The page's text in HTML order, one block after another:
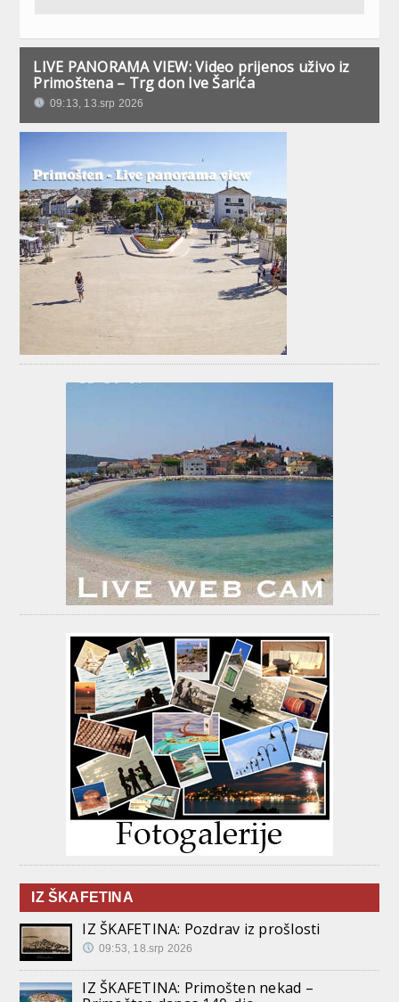
LIVE PANORAMA VIEW: Video prijenos uživo iz
Primoštena – Trg don Ive Šarića
09:13, 13.srp 2026
IZ ŠKAFETINA
IZ ŠKAFETINA: Pozdrav iz prošlosti
09:53, 18.srp 2026
IZ ŠKAFETINA: Primošten nekad –